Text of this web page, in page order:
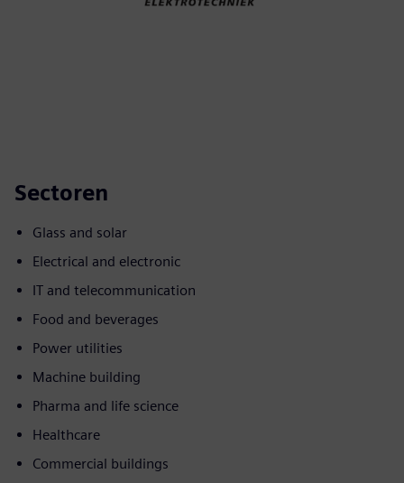
Sectoren
Glass and solar
Electrical and electronic
IT and telecommunication
Food and beverages
Power utilities
Machine building
Pharma and life science
Healthcare
Commercial buildings